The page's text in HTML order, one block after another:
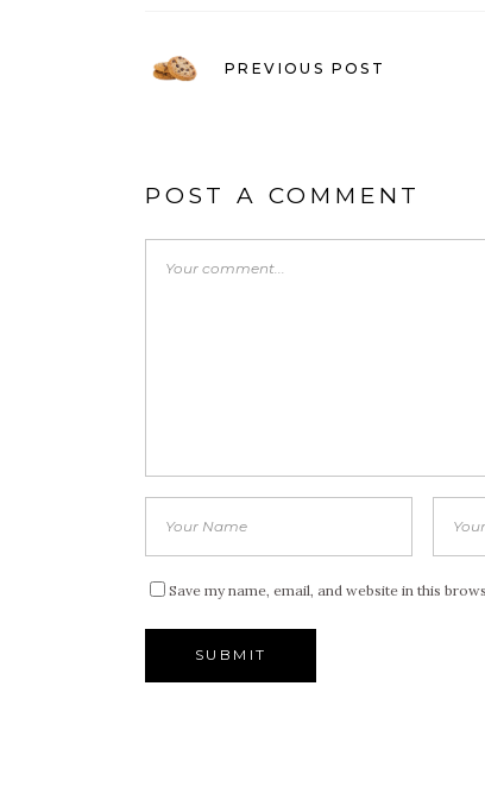
PREVIOUS POST
POST A COMMENT
Save my name, email, and website in this